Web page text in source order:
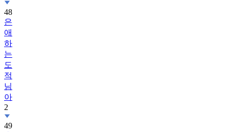
48
은
애
하
는
도
적
님
아
2
49